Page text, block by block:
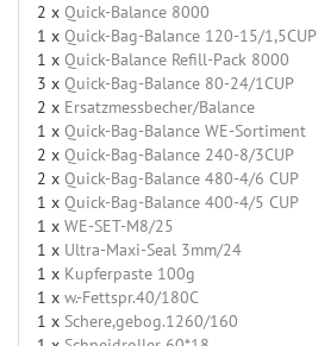
2 x Quick-Balance 8000
1 x Quick-Bag-Balance 120-15/1,5CUP
1 x Quick-Balance Refill-Pack 8000
3 x Quick-Bag-Balance 80-24/1CUP
2 x Ersatzmessbecher/Balance
1 x Quick-Bag-Balance WE-Sortiment
2 x Quick-Bag-Balance 240-8/3CUP
2 x Quick-Bag-Balance 480-4/6 CUP
1 x Quick-Bag-Balance 400-4/5 CUP
1 x WE-SET-M8/25
1 x Ultra-Maxi-Seal 3mm/24
1 x Kupferpaste 100g
1 x w.-Fettspr.40/180C
1 x Schere,gebog.1260/160